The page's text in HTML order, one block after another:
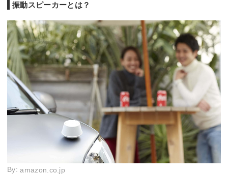
重量 715 g
振動スピーカーとは？
By:amazon.co.jp